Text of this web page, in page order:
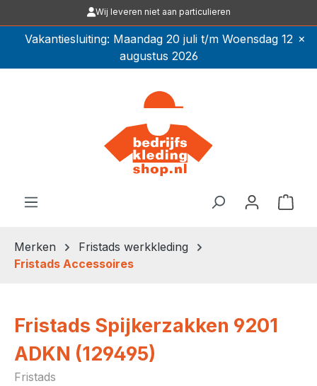
Ga naar de hoofdinhoudWij leveren niet aan particulieren
Vakantiesluiting: Maandag 20 juli t/m Woensdag 12
augustus 2026
×
Merken
Fristads werkkleding
Fristads Accessoires
Fristads Spijkerzakken 9201
ADKN (129495)
Fristads